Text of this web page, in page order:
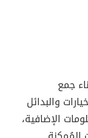
جمع
والبدائل
الإضافية،